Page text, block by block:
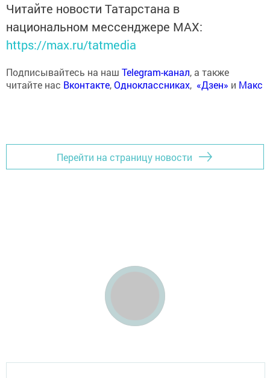
Читайте новости Татарстана в
национальном мессенджере MАХ:
https://max.ru/tatmedia
Подписывайтесь на наш Telegram-канал, а также
читайте нас Вконтакте,Одноклассниках, «Дзен» и Макс
Перейти на страницу новости